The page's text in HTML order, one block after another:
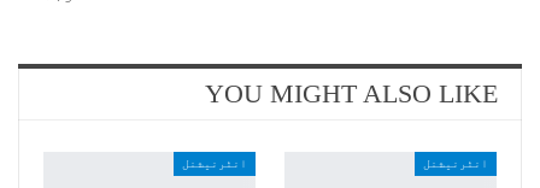
YOU MIGHT ALSO LIKE
انٹرنیشنل انٹرنیشنل